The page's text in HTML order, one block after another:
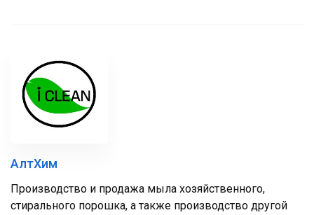
АлтХим
Производство и продажа мыла хозяйственного,
стирального порошка, а также производство другой